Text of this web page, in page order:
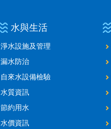
水與生活
淨水設施及管理
漏水防治
自來水設備檢驗
水質資訊
節約用水
水價資訊